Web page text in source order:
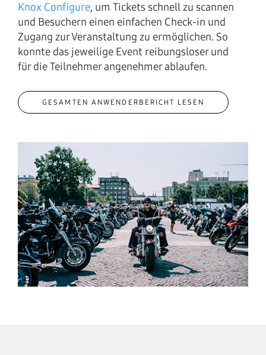
Knox Configure, um Tickets schnell zu scannen
und Besuchern einen einfachen Check-in und
Zugang zur Veranstaltung zu ermöglichen. So
konnte das jeweilige Event reibungsloser und
für die Teilnehmer angenehmer ablaufen.
GESAMTEN ANWENDERBERICHT LESEN